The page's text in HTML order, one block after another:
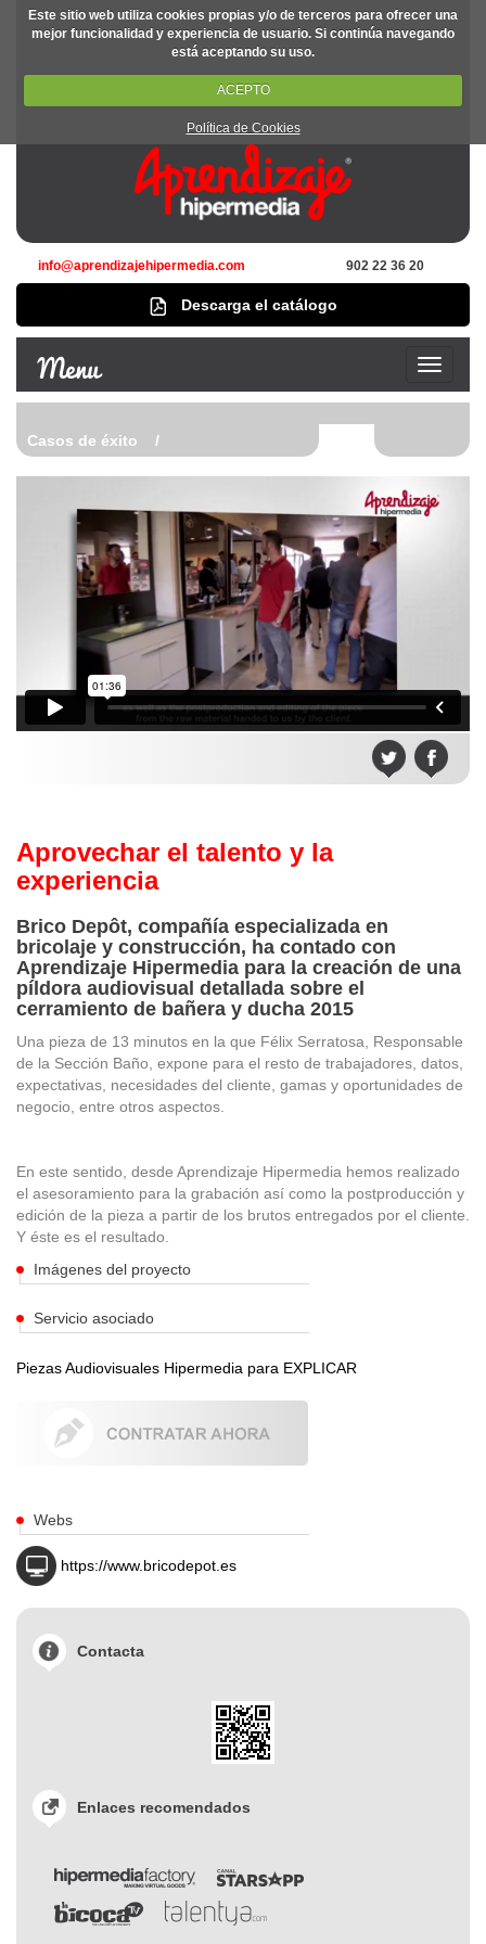
Este sitio web utiliza cookies propias y/o de terceros para ofrecer una
mejor funcionalidad y experiencia de usuario. Si continúa navegando
está aceptando su uso.
ACEPTO
Política de Cookies
info@aprendizajehipermedia.com 902 22 36 20
Descarga el catálogo
Menu
Casos de éxito /
Aprovechar el talento y la
experiencia
Brico Depôt, compañía especializada en
bricolaje y construcción, ha contado con
Aprendizaje Hipermedia para la creación de una
píldora audiovisual detallada sobre el
cerramiento de bañera y ducha 2015
Una pieza de 13 minutos en la que Félix Serratosa, Responsable
de la Sección Baño, expone para el resto de trabajadores, datos,
expectativas, necesidades del cliente, gamas y oportunidades de
negocio, entre otros aspectos.
En este sentido, desde Aprendizaje Hipermedia hemos realizado
el asesoramiento para la grabación así como la postproducción y
edición de la pieza a partir de los brutos entregados por el cliente.
Y éste es el resultado.
Imágenes del proyecto
Servicio asociado
Piezas Audiovisuales Hipermedia para EXPLICAR
Webs
https://www.bricodepot.es
Contacta
Enlaces recomendados